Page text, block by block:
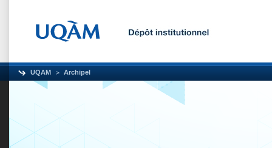
UQAM Archipel